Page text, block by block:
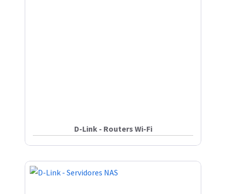
D-Link - Routers Wi-Fi